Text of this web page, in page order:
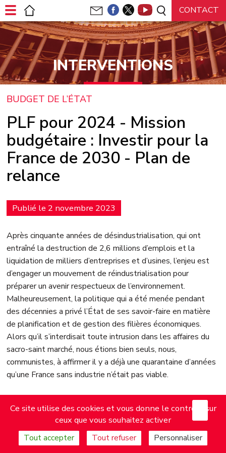
INTERVENTIONS
BUDGET DE L’ÉTAT
PLF pour 2024 - Mission
budgétaire : Investir pour la
France de 2030 - Plan de
relance
Publié le 2 novembre 2023
Après cinquante années de désindustrialisation, qui ont
entraîné la destruction de 2,6 millions d’emplois et la
liquidation de milliers d’entreprises et d’usines, l’enjeu est
d’engager un mouvement de réindustrialisation pour
préparer un avenir respectueux de l’environnement.
Malheureusement, la politique qui a été menée pendant
des décennies a privé l’État de ses savoir-faire en matière
de planification et de gestion des filières économiques.
Alors qu’il s’interdisait toute intrusion dans les affaires du
sacro-saint marché, nous étions bien seuls, nous,
communistes, à affirmer il y a déjà une quarantaine d’années
qu’une France sans industrie n’était pas viable.
Désormais, la réindustrialisation a le vent en poupe ; nous
pourrions nous réjouir de cette évolution, si vous ne vous
contentiez pas de la brandir comme un slogan. Car c’est bien
à cela que ressemble votre politique industrielle, menée à
Panneau de gestion des cookies
Ce site utilise des cookies et vous donne le contrôle sur
ceux que vous souhaitez activer
Tout accepter Tout refuser Personnaliser